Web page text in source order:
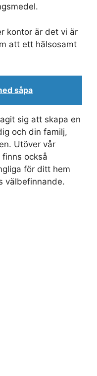
kontor är det vi är
att ett hälsosamt
såpa
sig att skapa en
och din familj,
Utöver vår
också
för ditt hem
välbefinnande.